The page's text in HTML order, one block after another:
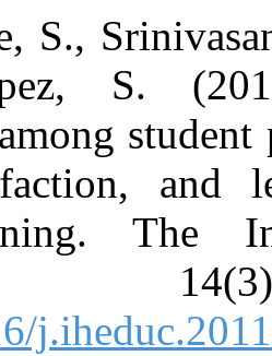
21. Joon
D. &
relationship
course
online
[